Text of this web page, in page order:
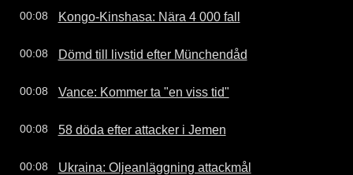
00:08 Kongo-Kinshasa: Nära 4 000 fall
00:08 Dömd till livstid efter Münchendåd
00:08 Vance: Kommer ta "en viss tid"
00:08 58 döda efter attacker i Jemen
00:08 Ukraina: Oljeanläggning attackmål